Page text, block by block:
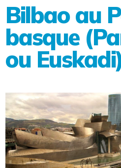
Bilbao au
basque
ou